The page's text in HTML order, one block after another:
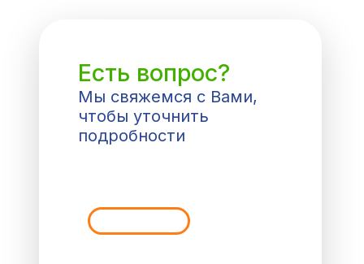
Есть вопрос?
Мы свяжемся с Вами,
чтобы уточнить
подробности